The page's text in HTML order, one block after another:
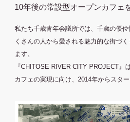
10年後の常設型オープンカフェ
私たち千歳青年会議所では、千歳の優位
くさんの人から愛される魅力的な街づ
ます。
『CHITOSE RIVER CITY PROJECT』
カフェの実現に向け、2014年からスター